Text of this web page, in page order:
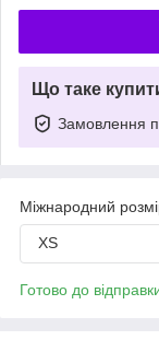
Що таке
Замовлення
Міжнародний
XS
Готово до